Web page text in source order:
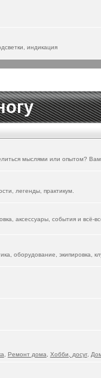
индикация
мыслями или опытом?
легенды, практикум.
аксессуары, события и всё-
оборудование, экипировка,
Ремонт дома Хобби, досуг,